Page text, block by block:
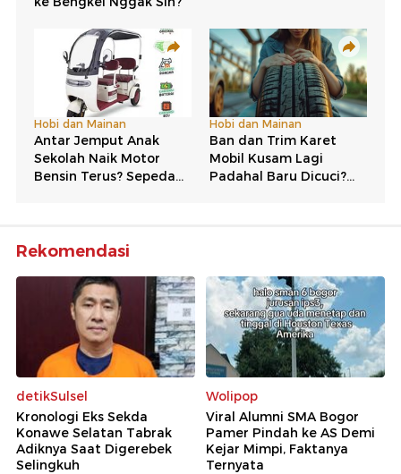
Rekomendasi
detikSulsel
Kronologi Eks Sekda
Konawe Selatan Tabrak
Adiknya Saat Digerebek
Selingkuh
Wolipop
Viral Alumni SMA Bogor
Pamer Pindah ke AS Demi
Kejar Mimpi, Faktanya
Ternyata